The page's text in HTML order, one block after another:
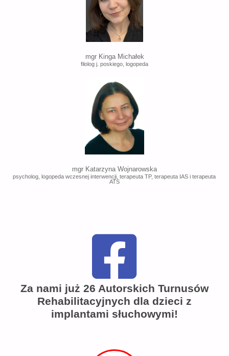
mgr Kinga Michałek
filolog j. poskiego, logopeda
mgr Katarzyna Wojnarowska
psycholog, logopeda wczesnej interwencji, terapeuta TP, terapeuta IAS i terapeuta
ATS
Za nami już 26 Autorskich Turnusów
Rehabilitacyjnych dla dzieci z
implantami słuchowymi!